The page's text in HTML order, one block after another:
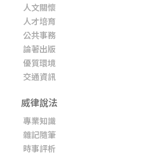
人文關懷
人才培育
公共事務
論著出版
優質環境
交通資訊
威律說法
專業知識
雜記隨筆
時事評析